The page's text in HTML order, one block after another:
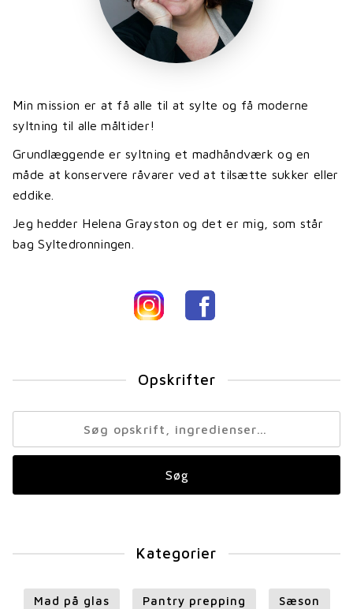
Min mission er at få alle til at sylte og få moderne
syltning til alle måltider!
Grundlæggende er syltning et madhåndværk og en
måde at konservere råvarer ved at tilsætte sukker eller
eddike.
Jeg hedder Helena Grayston og det er mig, som står
bag Syltedronningen.
Opskrifter
Kategorier
Mad på glas Pantry prepping Sæson